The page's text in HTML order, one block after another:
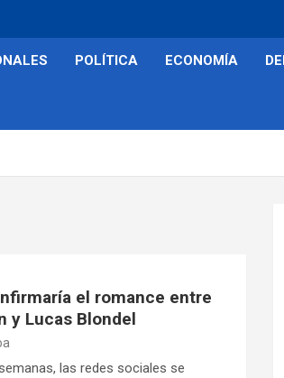
POLÍTICA ECONOMÍA
el romance entre
y Lucas Blondel
las redes sociales se